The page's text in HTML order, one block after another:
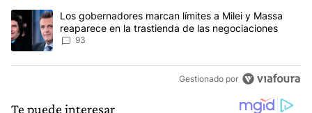
Un artículo de tendencia con el título "Los gobernadores
Los gobernadores marcan límites a Milei y Massa
reaparece en la trastienda de las negociaciones
93
Gestionado por